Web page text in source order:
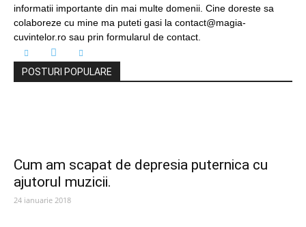
informatii importante din mai multe domenii. Cine doreste sa
colaboreze cu mine ma puteti gasi la contact@magia-
cuvintelor.ro sau prin formularul de contact.
POSTURI POPULARE
Cum am scapat de depresia puternica cu
ajutorul muzicii.
24 ianuarie 2018